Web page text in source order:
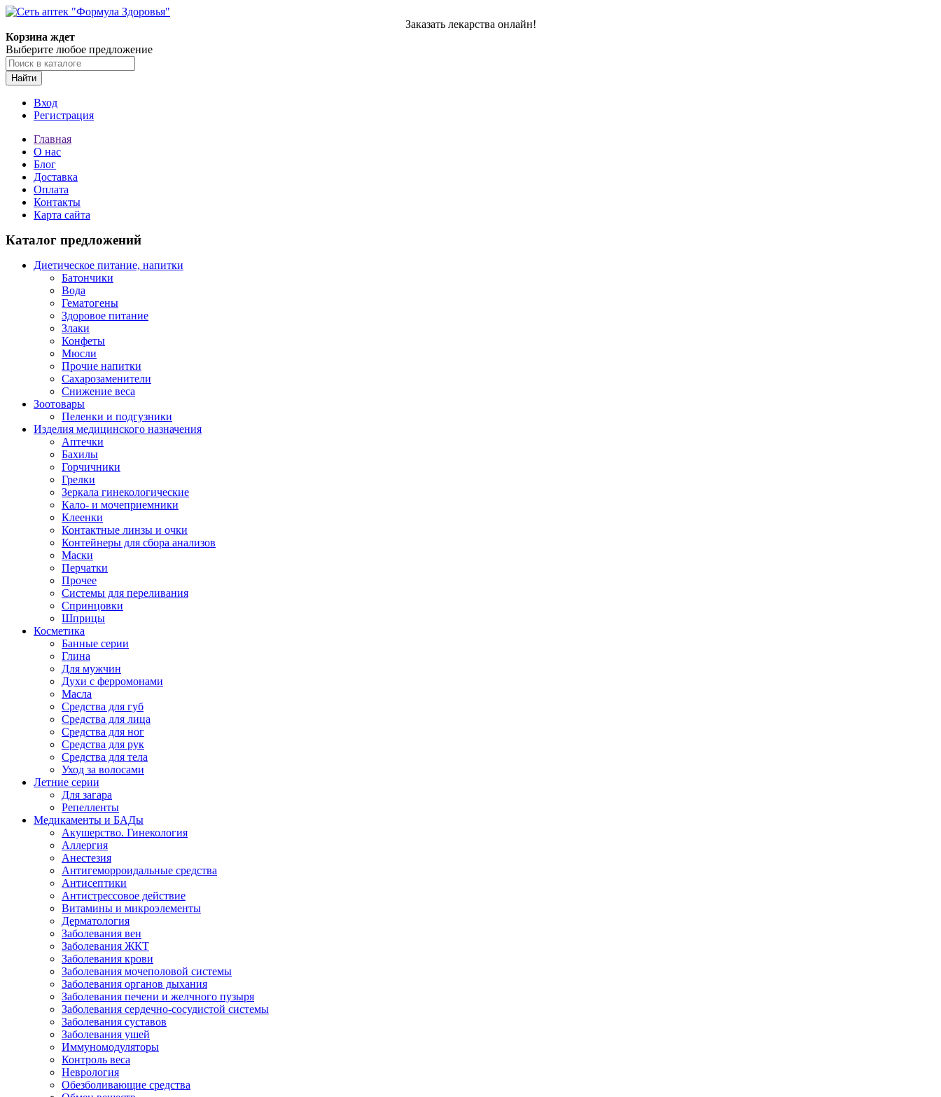
Заказать лекарства онлайн!
Корзина ждет
Выберите любое предложение
Найти
Вход
Регистрация
Главная
О нас
Блог
Доставка
Оплата
Контакты
Карта сайта
Каталог предложений
Диетическое питание, напитки
Батончики
Вода
Гематогены
Здоровое питание
Злаки
Конфеты
Мюсли
Прочие напитки
Сахарозаменители
Снижение веса
Зоотовары
Пеленки и подгузники
Изделия медицинского назначения
Аптечки
Бахилы
Горчичники
Грелки
Зеркала гинекологические
Кало- и мочеприемники
Клеенки
Контактные линзы и очки
Контейнеры для сбора анализов
Маски
Перчатки
Прочее
Системы для переливания
Спринцовки
Шприцы
Косметика
Банные серии
Глина
Для мужчин
Духи с ферромонами
Масла
Средства для губ
Средства для лица
Средства для ног
Средства для рук
Средства для тела
Уход за волосами
Летние серии
Для загара
Репелленты
Медикаменты и БАДы
Акушерство. Гинекология
Аллергия
Анестезия
Антигеморроидальные средства
Антисептики
Антистрессовое действие
Витамины и микроэлементы
Дерматология
Заболевания вен
Заболевания ЖКТ
Заболевания крови
Заболевания мочеполовой системы
Заболевания органов дыхания
Заболевания печени и желчного пузыря
Заболевания сердечно-сосудистой системы
Заболевания суставов
Заболевания ушей
Иммуномодуляторы
Контроль веса
Неврология
Обезболивающие средства